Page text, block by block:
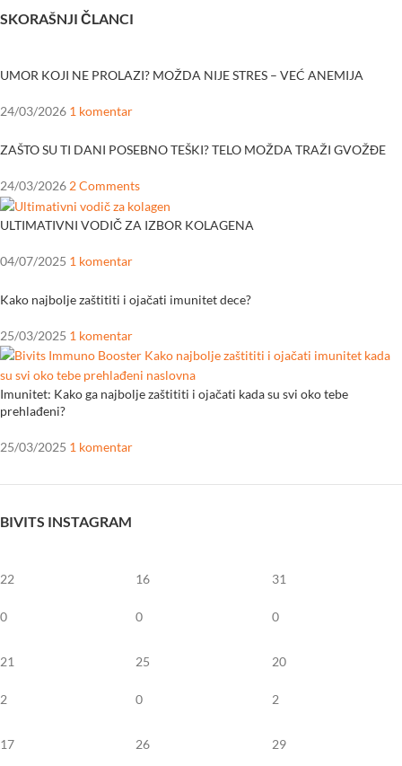
SKORAŠNJI ČLANCI
UMOR KOJI NE PROLAZI? MOŽDA NIJE STRES – VEĆ ANEMIJA
24/03/2026 1 komentar
ZAŠTO SU TI DANI POSEBNO TEŠKI? TELO MOŽDA TRAŽI GVOŽĐE
24/03/2026 2 Comments
ULTIMATIVNI VODIČ ZA IZBOR KOLAGENA
04/07/2025 1 komentar
Kako najbolje zaštititi i ojačati imunitet dece?
25/03/2025 1 komentar
Imunitet: Kako ga najbolje zaštititi i ojačati kada su svi oko tebe
prehlađeni?
25/03/2025 1 komentar
BIVITS INSTAGRAM
22
0
16
0
31
0
21
2
25
0
20
2
17 26 29